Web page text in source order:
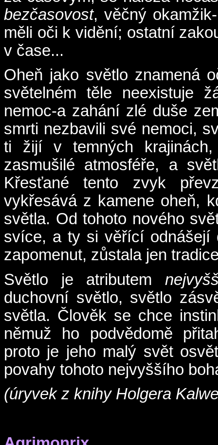
bezčasovost, věčný
měli oči k vidění; ostatní
v čase...
Oheň jako světlo znamená
světelném těle neexistuje
nemoc-a zahání zlé duše
smrti nezbavili své nemoci,
ti žijí v temných
zasmušilé atmosféře, a
Křesťané tento zvyk
vykřesává z kamene oheň,
světla. Od tohoto nového
svíce, a ty si věřící odnášejí
zapomenut, zůstala jen
Světlo je atributem
duchovní světlo, světlo
světla. Člověk se chce
němuž ho podvědomě
proto je jeho malý svět
povahy tohoto nejvyššího
(úryvek z knihy Holgera